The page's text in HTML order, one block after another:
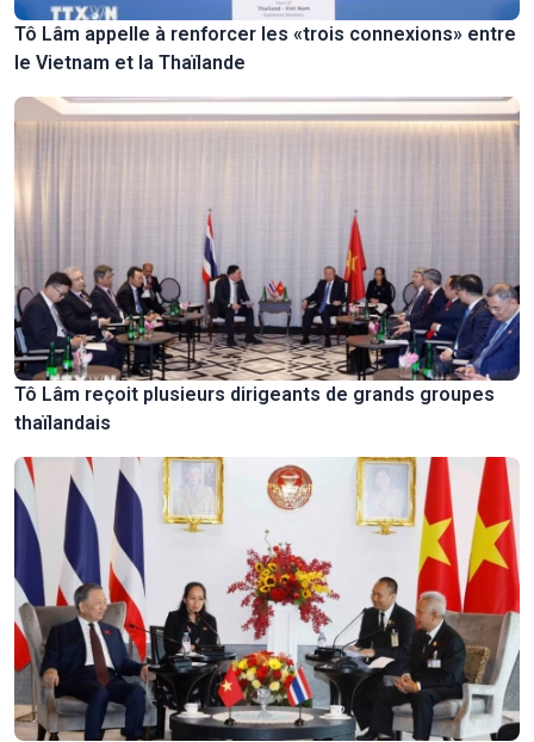
Tô Lâm appelle à renforcer les «trois connexions» entre
le Vietnam et la Thaïlande
Tô Lâm reçoit plusieurs dirigeants de grands groupes
thaïlandais